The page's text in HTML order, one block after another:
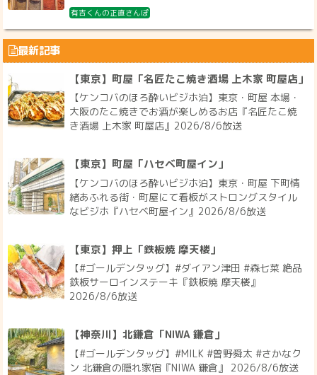
有吉くんの正直さんぽ
最新記事
【東京】町屋「名匠たこ焼き酒場 上木家 町屋店」
【ケンコバのほろ酔いビジホ泊】東京・町屋 本場・
大阪のたこ焼きでお酒が楽しめるお店『名匠たこ焼
き酒場 上木家 町屋店』2026/8/6放送
【東京】町屋「ハセベ町屋イン」
【ケンコバのほろ酔いビジホ泊】東京・町屋 下町情
緒あふれる街・町屋にて看板がストロングスタイル
なビジホ『ハセベ町屋イン』2026/8/6放送
【東京】押上「鉄板焼 摩天楼」
【#ゴールデンタッグ】#ダイアン津田 #森七菜 絶品
鉄板サーロインステーキ『鉄板焼 摩天楼』
2026/8/6放送
【神奈川】北鎌倉「NIWA 鎌倉」
【#ゴールデンタッグ】#MILK #曽野舜太 #さかなク
ン 北鎌倉の隠れ家宿『NIWA 鎌倉』 2026/8/6放送